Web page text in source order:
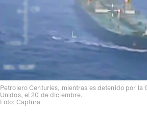
Petrolero Centuries, mientras es detenido por la
Unidos, el 20 de diciembre.
Foto: Captura